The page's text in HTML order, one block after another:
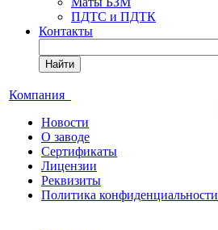
ПДТС и ПДТК
Контакты
Найти
Компания
Новости
О заводе
Сертификаты
Лицензии
Реквизиты
Политика конфиденциальности